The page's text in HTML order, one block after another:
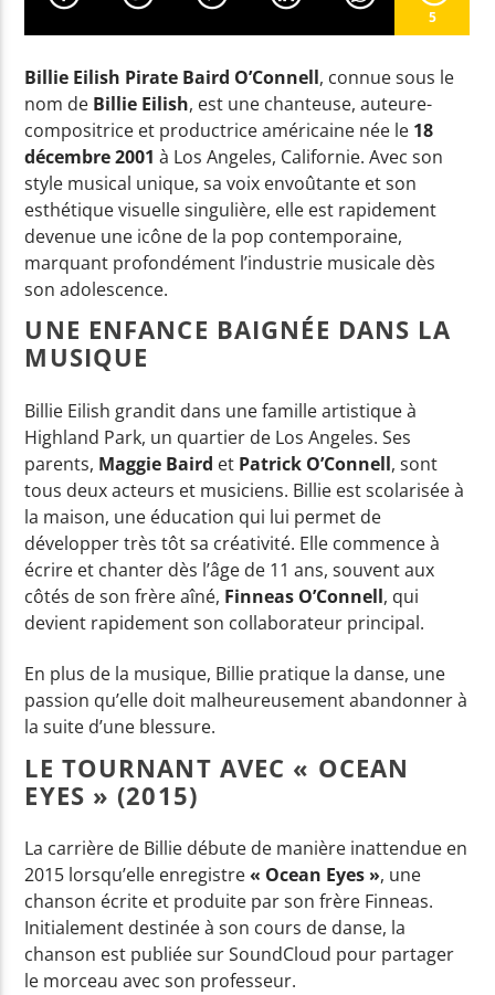
EN CE MOMENT
FADE TO GREY (PATCH SAFARI REMIX)
VISAGE
EMISSION EN COURS
NON-STOP MUSIC
UPCOMING SHOW
AFTER WORK
17:00 18:59
Yellow Radio
5
Billie Eilish Pirate Baird O’Connell, connue sous le
nom de Billie Eilish, est une chanteuse, auteure-
compositrice et productrice américaine née le 18
décembre 2001 à Los Angeles, Californie. Avec son
style musical unique, sa voix envoûtante et son
esthétique visuelle singulière, elle est rapidement
devenue une icône de la pop contemporaine,
marquant profondément l’industrie musicale dès
son adolescence.
UNE ENFANCE BAIGNÉE DANS LA
MUSIQUE
Billie Eilish grandit dans une famille artistique à
Highland Park, un quartier de Los Angeles. Ses
parents, Maggie Baird et Patrick O’Connell, sont
tous deux acteurs et musiciens. Billie est scolarisée à
la maison, une éducation qui lui permet de
développer très tôt sa créativité. Elle commence à
écrire et chanter dès l’âge de 11 ans, souvent aux
côtés de son frère aîné, Finneas O’Connell, qui
devient rapidement son collaborateur principal.
En plus de la musique, Billie pratique la danse, une
passion qu’elle doit malheureusement abandonner à
la suite d’une blessure.
LE TOURNANT AVEC « OCEAN
EYES » (2015)
La carrière de Billie débute de manière inattendue en
2015 lorsqu’elle enregistre« Ocean Eyes », une
chanson écrite et produite par son frère Finneas.
Initialement destinée à son cours de danse, la
chanson est publiée sur SoundCloud pour partager
le morceau avec son professeur.